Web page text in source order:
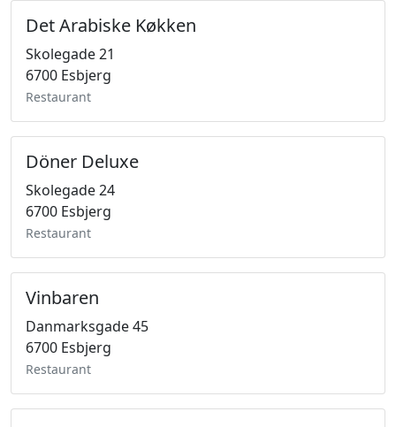
Det Arabiske Køkken
Skolegade 21
6700 Esbjerg
Restaurant
Döner Deluxe
Skolegade 24
6700 Esbjerg
Restaurant
Vinbaren
Danmarksgade 45
6700 Esbjerg
Restaurant